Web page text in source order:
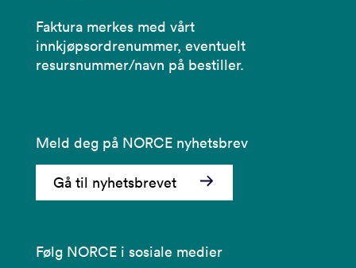
Faktura merkes med vårt
innkjøpsordrenummer, eventuelt
resursnummer/navn på bestiller.
Meld deg på NORCE nyhetsbrev
Gå til nyhetsbrevet
Følg NORCE i sosiale medier